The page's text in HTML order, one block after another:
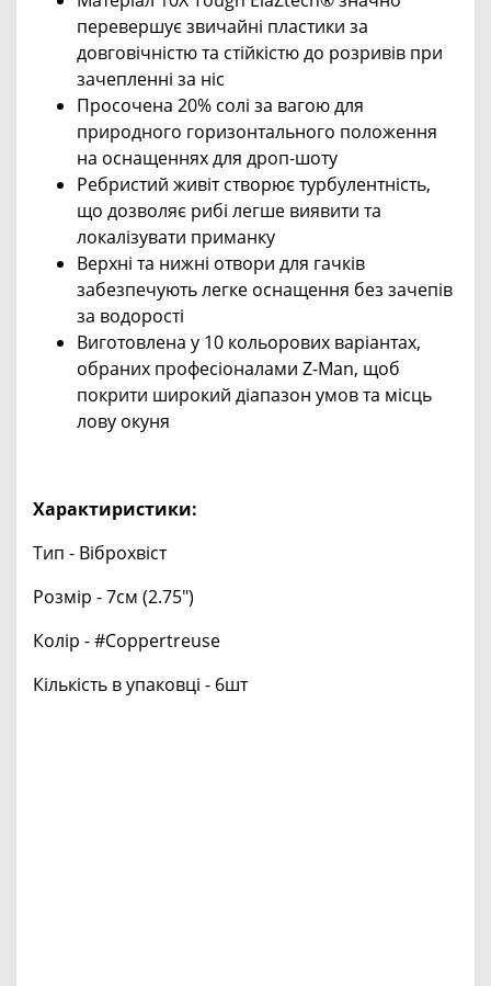
перевершує звичайні пластики за
довговічністю та стійкістю до розривів при
зачепленні за ніс
Просочена 20% солі за вагою для
природного горизонтального положення
на оснащеннях для дроп-шоту
Ребристий живіт створює турбулентність,
що дозволяє рибі легше виявити та
локалізувати приманку
Верхні та нижні отвори для гачків
забезпечують легке оснащення без зачепів
за водорості
Виготовлена у 10 кольорових варіантах,
обраних професіоналами Z-Man, щоб
покрити широкий діапазон умов та місць
лову окуня
Характиристики:
Тип - Віброхвіст
Розмір - 7см (2.75")
Колір - #Coppertreuse
Кількість в упаковці - 6шт